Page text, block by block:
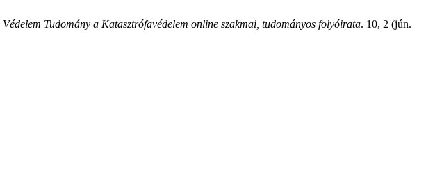
Védelem Tudomány a Katasztrófavédelem online szakmai, tudományos folyóirata. 10, 2 (jún.